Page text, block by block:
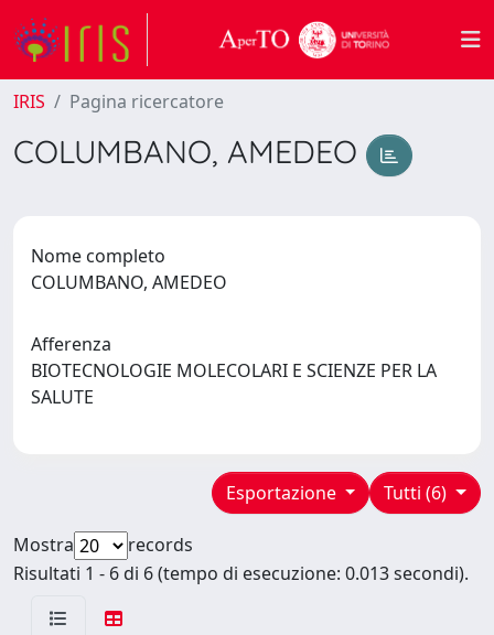
IRIS Pagina ricercatore
COLUMBANO, AMEDEO
Nome completo
COLUMBANO, AMEDEO
Afferenza
BIOTECNOLOGIE MOLECOLARI E SCIENZE PER LA
SALUTE
Tutti (6)
Esportazione
Mostra
records
Risultati 1 - 6 di 6 (tempo di esecuzione: 0.013 secondi).